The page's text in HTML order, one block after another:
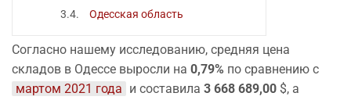
Одесская область
Согласно нашему исследованию, средняя цена
складов в Одессе выросли на 0,79% по сравнению с
мартом 2021 года и составила 3 668 689,00 $, а